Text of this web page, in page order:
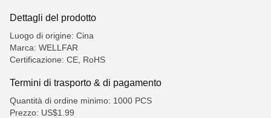
Dettagli del prodotto
Luogo di origine: Cina
Marca: WELLFAR
Certificazione: CE, RoHS
Termini di trasporto & di pagamento
Quantità di ordine minimo: 1000 PCS
Prezzo: US$1.99